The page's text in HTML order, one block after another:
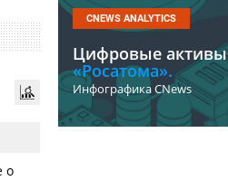
о
CNEWS ANALYTICS
Цифровые активы
«Росатома».
Инфографика CNews